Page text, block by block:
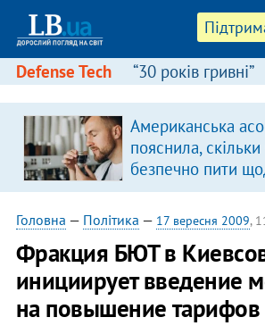
Defense Tech “30 років гривні”
Американська
пояснила,
безпечно пити
Головна — Політика — 17 вересня 2009,
Фракция БЮТ в
инициирует введение
на повышение тарифов